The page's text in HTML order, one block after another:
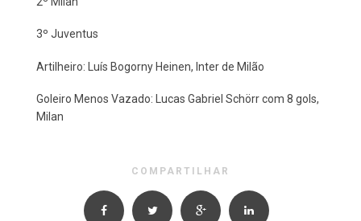
3º Juventus
Artilheiro: Luís Bogorny Heinen, Inter de Milão
Goleiro Menos Vazado: Lucas Gabriel Schörr com 8 gols,
Milan
COMPARTILHAR